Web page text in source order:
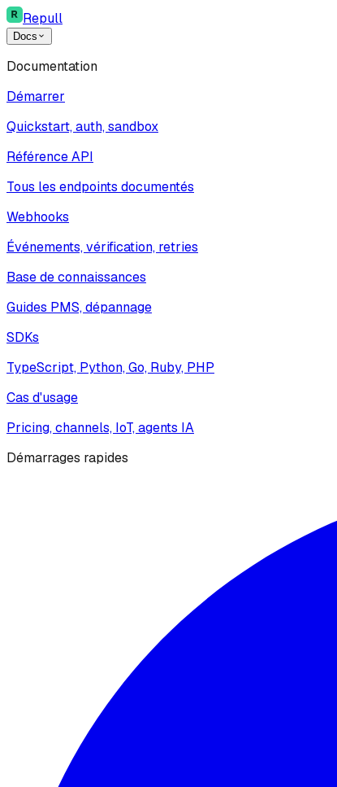
Repull
Docs
Documentation
Démarrer
Quickstart, auth, sandbox
Référence API
Tous les endpoints documentés
Webhooks
Événements, vérification, retries
Base de connaissances
Guides PMS, dépannage
SDKs
TypeScript, Python, Go, Ruby, PHP
Cas d'usage
Pricing, channels, IoT, agents IA
Démarrages rapides